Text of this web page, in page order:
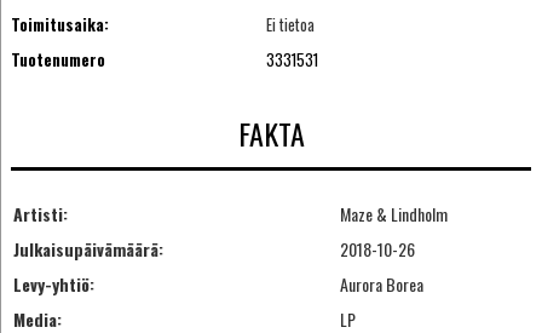
Toimitusaika:
Ei tietoa
Tuotenumero
3331531
FAKTA
Artisti:
Maze & Lindholm
Julkaisupäivämäärä:
2018-10-26
Levy-yhtiö:
Aurora Borea
Media:
LP